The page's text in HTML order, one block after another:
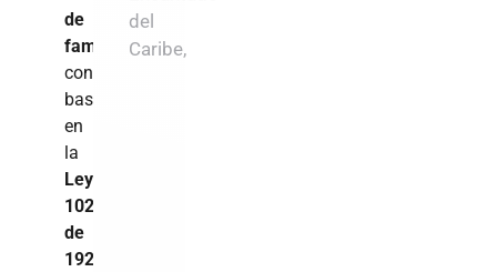
de
familia
con
base
en
la
Ley
1024
de
1928
del
Caribe,